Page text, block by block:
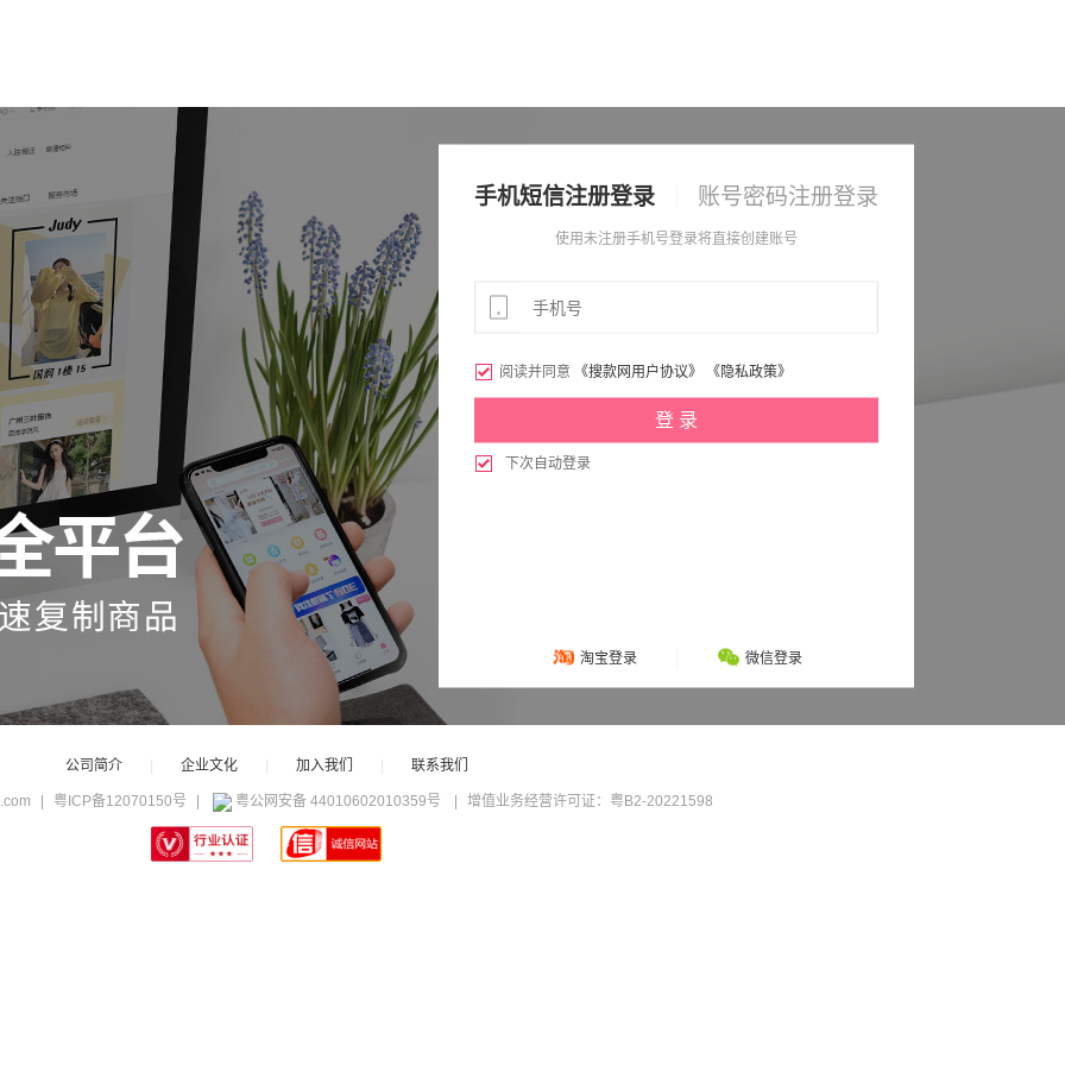
手机短信注册登录 账号密码注册登录
使用未注册手机号登录将直接创建账号
 阅读并同意 《搜款网用户协议》 《隐私政策》
 下次自动登录
淘宝登录 微信登录
公司简介 企业文化 加入我们 联系我们
粤ICP备12070150号 粤公网安备 44010602010359号 增值业务经营许可证：粤B2-20221598

网络不给力，请刷新重试